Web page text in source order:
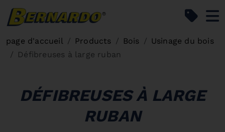
page d'accueil Products Bois
Usinage du bois
Défibreuses à large ruban
DÉFIBREUSES À LARGE
RUBAN